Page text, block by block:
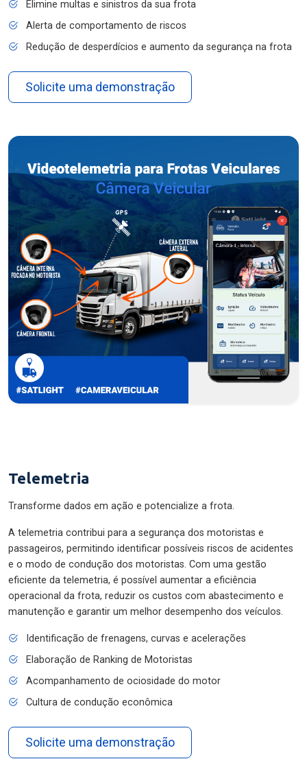
Elimine multas e sinistros da sua frota
Alerta de comportamento de riscos
Redução de desperdícios e aumento da segurança na frota
Solicite uma demonstração
Telemetria
Transforme dados em ação e potencialize a frota.
A telemetria contribui para a segurança dos motoristas e
passageiros, permitindo identificar possíveis riscos de acidentes
e o modo de condução dos motoristas. Com uma gestão
eficiente da telemetria, é possível aumentar a eficiência
operacional da frota, reduzir os custos com abastecimento e
manutenção e garantir um melhor desempenho dos veículos.
Identificação de frenagens, curvas e acelerações
Elaboração de Ranking de Motoristas
Acompanhamento de ociosidade do motor
Cultura de condução econômica
Solicite uma demonstração